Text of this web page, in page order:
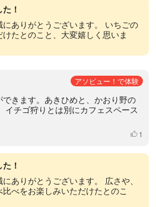
！
ありがとうございます。 いちごの
たとのこと、大変嬉しく思いま
アソビュー！で体験
きます。あきひめと、かおり野の
イチゴ狩りとは別にカフェスペース
いいね
1
！
ありがとうございます。 広さや、
べをお楽しみいただけたとのこ